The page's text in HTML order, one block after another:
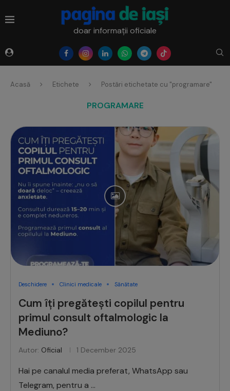
doar informații oficiale
Acasă Etichete Postări etichetate cu "programare"
PROGRAMARE
Deschidere Clinici medicale Sănătate
Cum îți pregătești copilul pentru
primul consult oftalmologic la
Mediuno?
Autor: Oficial 1 December 2025
Hai pe canalul media preferat, WhatsApp sau
Telegram, pentru a …